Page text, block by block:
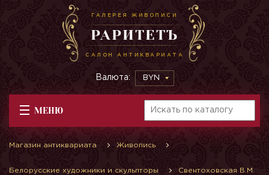
ГАЛЕРЕЯ ЖИВОПИСИ
РАРИТЕТЪ
САЛОН АНТИКВАРИАТА
Валюта: BYN
МЕНЮ
Магазин антиквариата Живопись
Белорусские художники и скульпторы Свентоховская В.М.